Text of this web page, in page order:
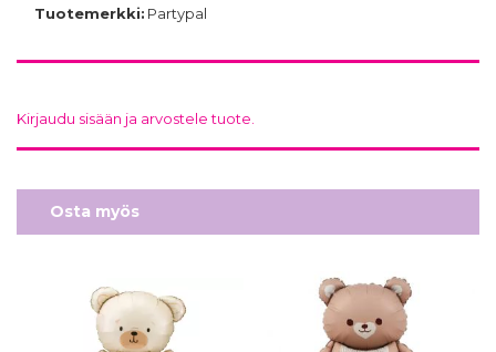
Tuotemerkki: Partypal
Kirjaudu sisään ja arvostele tuote.
Osta myös